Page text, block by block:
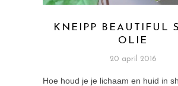
KNEIPP BEAUTIFUL
OLIE
20 april 2016
Hoe houd je je lichaam en huid in